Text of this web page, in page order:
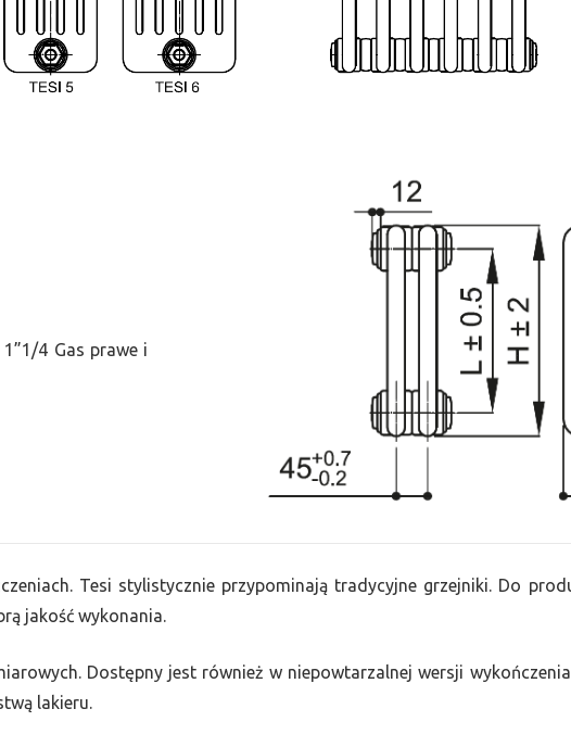
4 Gas prawe i
Tesi stylistycznie przypominają tradycyjne grzejniki. Do
jakość wykonania.
Dostępny jest również w niepowtarzalnej wersji
lakieru.